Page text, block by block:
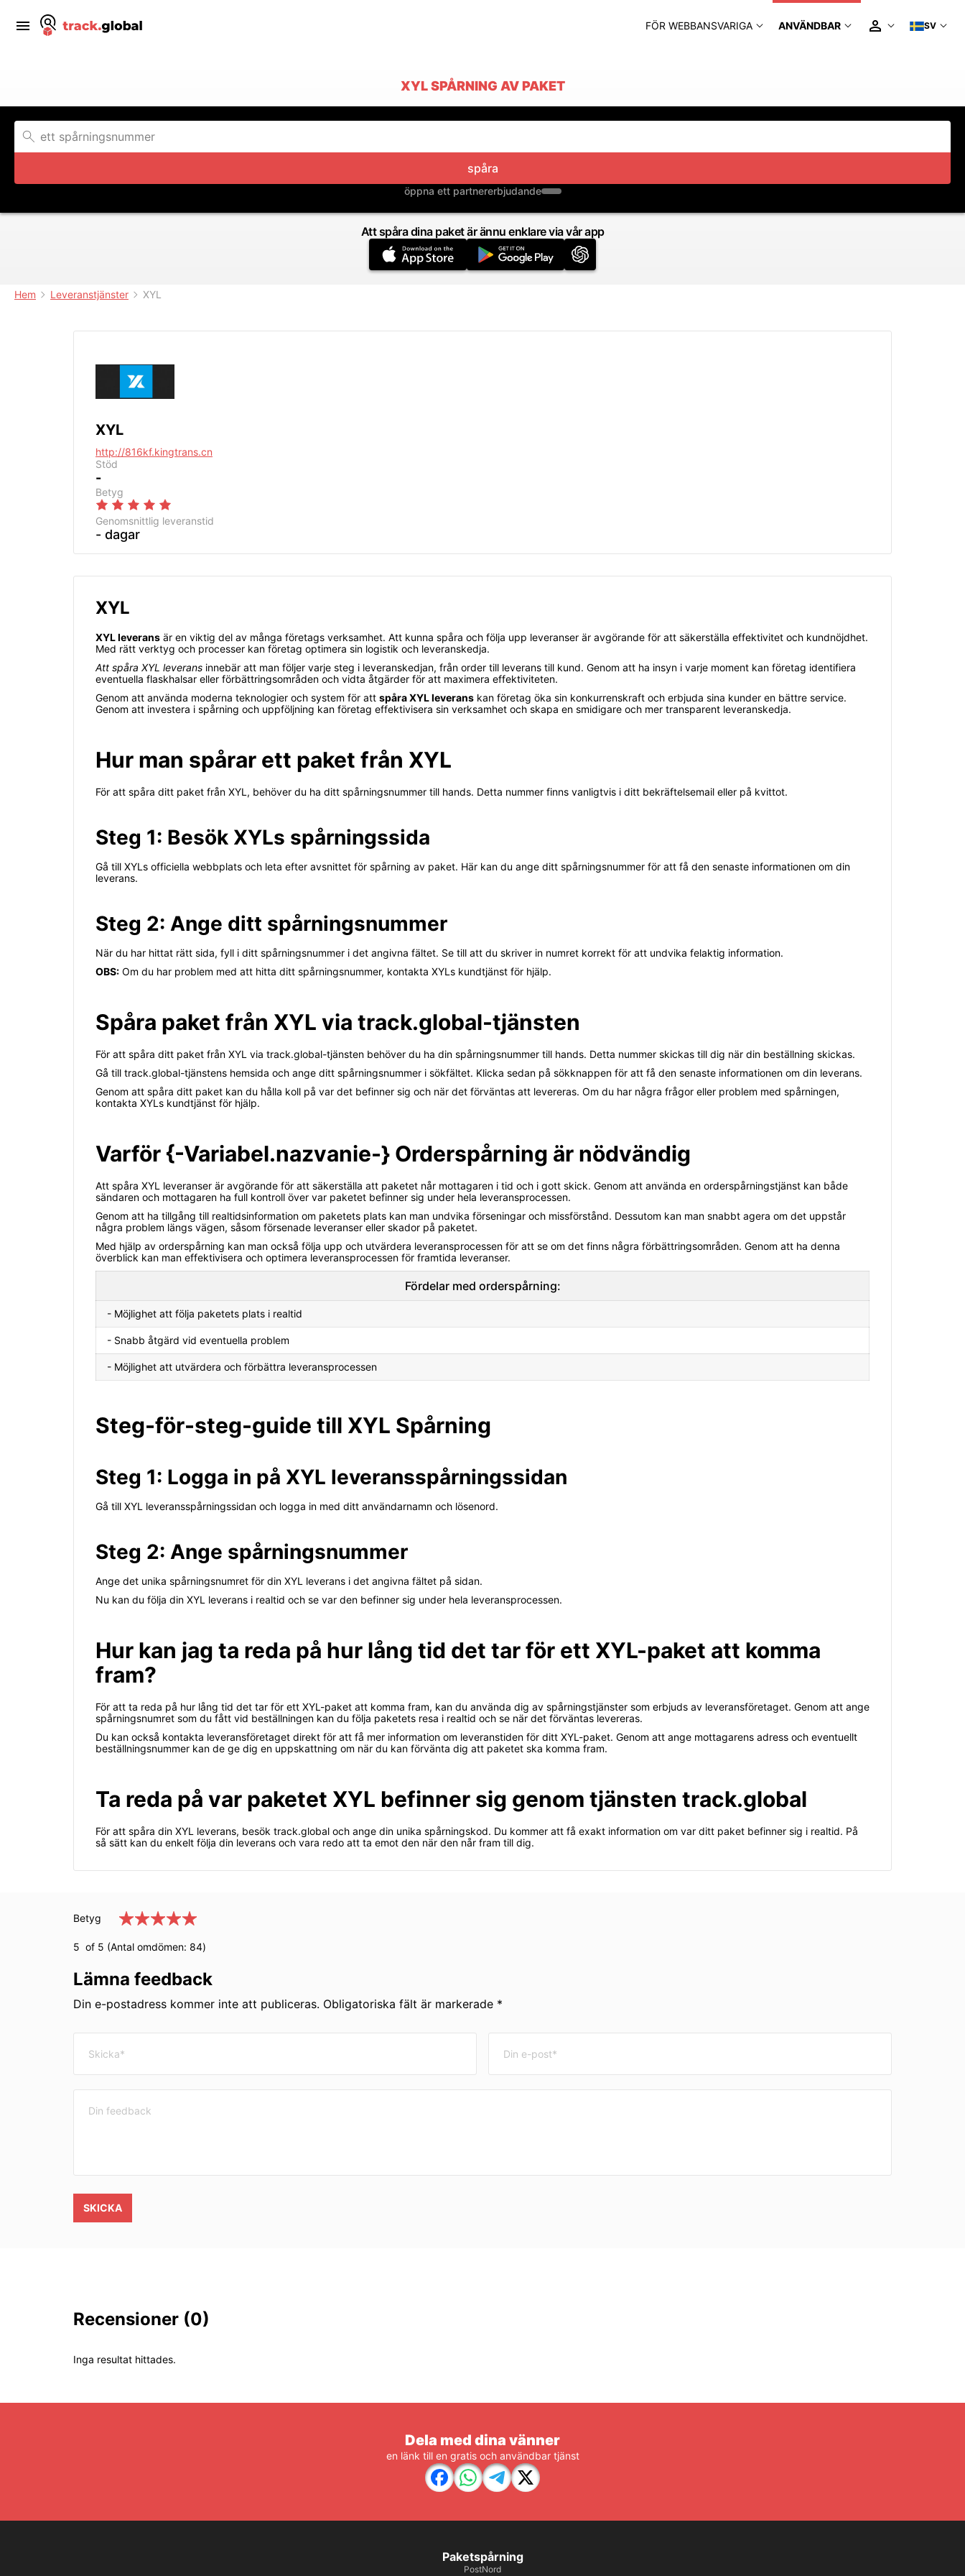
FÖR WEBBANSVARIGA ANVÄNDBAR SV
XYL SPÅRNING AV PAKET
spåra
öppna ett partnererbjudande
Att spåra dina paket är ännu enklare via vår app
Hem Leveranstjänster XYL
XYL
http://816kf.kingtrans.cn
Stöd
-
Betyg
Genomsnittlig leveranstid
- dagar
XYL
XYL leverans är en viktig del av många företags verksamhet. Att kunna spåra och följa upp leveranser är avgörande för att säkerställa effektivitet och kundnöjdhet.
Med rätt verktyg och processer kan företag optimera sin logistik och leveranskedja.
Att spåra XYL leverans innebär att man följer varje steg i leveranskedjan, från order till leverans till kund. Genom att ha insyn i varje moment kan företag identifiera
eventuella flaskhalsar eller förbättringsområden och vidta åtgärder för att maximera effektiviteten.
Genom att använda moderna teknologier och system för att spåra XYL leverans kan företag öka sin konkurrenskraft och erbjuda sina kunder en bättre service.
Genom att investera i spårning och uppföljning kan företag effektivisera sin verksamhet och skapa en smidigare och mer transparent leveranskedja.
Hur man spårar ett paket från XYL
För att spåra ditt paket från XYL, behöver du ha ditt spårningsnummer till hands. Detta nummer finns vanligtvis i ditt bekräftelsemail eller på kvittot.
Steg 1: Besök XYLs spårningssida
Gå till XYLs officiella webbplats och leta efter avsnittet för spårning av paket. Här kan du ange ditt spårningsnummer för att få den senaste informationen om din
leverans.
Steg 2: Ange ditt spårningsnummer
När du har hittat rätt sida, fyll i ditt spårningsnummer i det angivna fältet. Se till att du skriver in numret korrekt för att undvika felaktig information.
OBS: Om du har problem med att hitta ditt spårningsnummer, kontakta XYLs kundtjänst för hjälp.
Spåra paket från XYL via track.global-tjänsten
För att spåra ditt paket från XYL via track.global-tjänsten behöver du ha din spårningsnummer till hands. Detta nummer skickas till dig när din beställning skickas.
Gå till track.global-tjänstens hemsida och ange ditt spårningsnummer i sökfältet. Klicka sedan på sökknappen för att få den senaste informationen om din leverans.
Genom att spåra ditt paket kan du hålla koll på var det befinner sig och när det förväntas att levereras. Om du har några frågor eller problem med spårningen,
kontakta XYLs kundtjänst för hjälp.
Varför {-Variabel.nazvanie-} Orderspårning är nödvändig
Att spåra XYL leveranser är avgörande för att säkerställa att paketet når mottagaren i tid och i gott skick. Genom att använda en orderspårningstjänst kan både
sändaren och mottagaren ha full kontroll över var paketet befinner sig under hela leveransprocessen.
Genom att ha tillgång till realtidsinformation om paketets plats kan man undvika förseningar och missförstånd. Dessutom kan man snabbt agera om det uppstår
några problem längs vägen, såsom försenade leveranser eller skador på paketet.
Med hjälp av orderspårning kan man också följa upp och utvärdera leveransprocessen för att se om det finns några förbättringsområden. Genom att ha denna
överblick kan man effektivisera och optimera leveransprocessen för framtida leveranser.
Fördelar med orderspårning:
- Möjlighet att följa paketets plats i realtid
- Snabb åtgärd vid eventuella problem
- Möjlighet att utvärdera och förbättra leveransprocessen
Steg-för-steg-guide till XYL Spårning
Steg 1: Logga in på XYL leveransspårningssidan
Gå till XYL leveransspårningssidan och logga in med ditt användarnamn och lösenord.
Steg 2: Ange spårningsnummer
Ange det unika spårningsnumret för din XYL leverans i det angivna fältet på sidan.
Nu kan du följa din XYL leverans i realtid och se var den befinner sig under hela leveransprocessen.
Hur kan jag ta reda på hur lång tid det tar för ett XYL-paket att komma
fram?
För att ta reda på hur lång tid det tar för ett XYL-paket att komma fram, kan du använda dig av spårningstjänster som erbjuds av leveransföretaget. Genom att ange
spårningsnumret som du fått vid beställningen kan du följa paketets resa i realtid och se när det förväntas levereras.
Du kan också kontakta leveransföretaget direkt för att få mer information om leveranstiden för ditt XYL-paket. Genom att ange mottagarens adress och eventuellt
beställningsnummer kan de ge dig en uppskattning om när du kan förvänta dig att paketet ska komma fram.
Ta reda på var paketet XYL befinner sig genom tjänsten track.global
För att spåra din XYL leverans, besök track.global och ange din unika spårningskod. Du kommer att få exakt information om var ditt paket befinner sig i realtid. På
så sätt kan du enkelt följa din leverans och vara redo att ta emot den när den når fram till dig.
Betyg
5 of 5 (Antal omdömen: 84)
Lämna feedback
Din e-postadress kommer inte att publiceras. Obligatoriska fält är markerade *
SKICKA
Recensioner (0)
Inga resultat hittades.
Dela med dina vänner
en länk till en gratis och användbar tjänst
Paketspårning
PostNord